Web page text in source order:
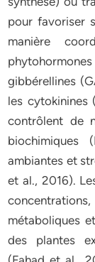
pour favoriser
manière
gibbérellines
les cytokinines
contrôlent de
ambiantes et
et al., 2016).
métaboliques
des plantes